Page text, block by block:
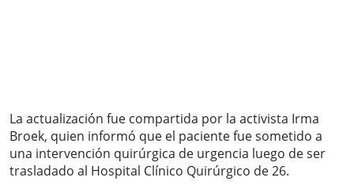
La actualización fue compartida por la activista Irma
Broek, quien informó que el paciente fue sometido a
una intervención quirúrgica de urgencia luego de ser
trasladado al Hospital Clínico Quirúrgico de 26.